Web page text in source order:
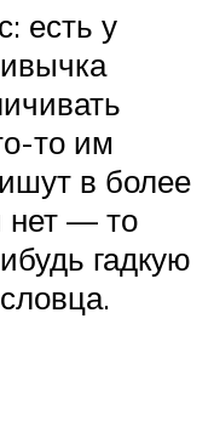
есть у
то им
в более
нет — то
гадкую